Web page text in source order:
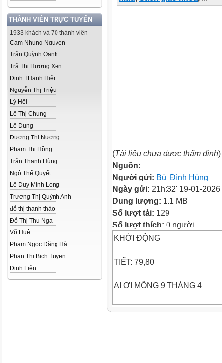
THÀNH VIÊN TRỰC TUYẾN
1933 khách và 70 thành viên
Cam Nhung Nguyen
Trần Quỳnh Oanh
Trầ Thị Hương Xen
Đinh THanh Hiền
Nguyễn Thị Triệu
Lý Hêl
Lê Thị Chung
Lê Dung
Dương Thị Nương
Phạm Thị Hồng
Trần Thanh Hùng
Ngô Thế Quyết
Lê Duy Minh Long
Trương Thị Quỳnh Anh
đỗ thị thanh thảo
Đỗ Thị Thu Nga
Võ Huệ
Phạm Ngọc Đăng Hà
Phan Thi Bich Tuyen
Đinh Liên
(Tài liệu chưa được thẩm định)
Nguồn:
Người gửi: Bùi Đình Hùng
Ngày gửi: 21h:32' 19-01-2026
Dung lượng: 1.1 MB
Số lượt tải: 129
Số lượt thích: 0 người
KHỞI ĐỘNG
TIẾT: 79,80
AI ƠI MỒNG 9 THÁNG 4